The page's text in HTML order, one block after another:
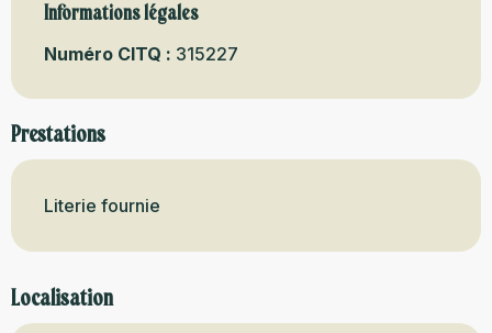
Informations légales
Informations légales
Numéro CITQ : 315227
Prestations
Literie fournie
Localisation